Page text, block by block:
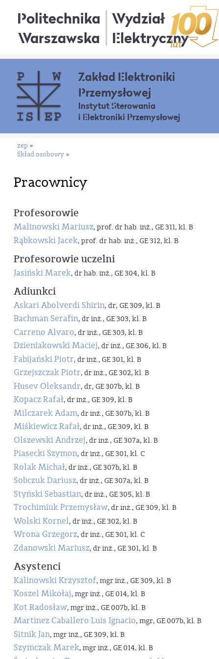
Politechnika
Warszawska
Wydział
Elektryczny
Zakład Elektroniki
Przemysłowej
Instytut Sterowania
i Elektroniki Przemysłowej
zep »
Skład osobowy »
Pracownicy
Profesorowie
Malinowski Mariusz, prof. dr hab. inż., GE 311, kl. B
Rąbkowski Jacek, prof. dr hab. inż., GE 312, kl. B
Profesorowie uczelni
Jasiński Marek, dr hab. inż., GE 304, kl. B
Adiunkci
Askari Abolverdi Shirin, dr, GE 309, kl. B
Bachman Serafin, dr inż., GE 303, kl. B
Carreno Alvaro, dr inż., GE 303, kl. B
Dzieniakowski Maciej, dr inż., GE 306, kl. B
Fabijański Piotr, dr inż., GE 301, kl. B
Grzejszczak Piotr, dr inż., GE 302, kl. B
Husev Oleksandr, dr, GE 307b, kl. B
Kopacz Rafał, dr inż., GE 309, kl. B
Milczarek Adam, dr inż., GE 307b, kl. B
Miśkiewicz Rafał, dr inż., GE 309, kl. B
Olszewski Andrzej, dr inż., GE 307a, kl. B
Piasecki Szymon, dr inż., GE 301, kl. C
Rolak Michał, dr inż., GE 307b, kl. B
Sobczuk Dariusz, dr inż., GE 307a, kl. B
Styński Sebastian, dr inż., GE 305, kl. B
Trochimiuk Przemysław, dr inż., GE 309, kl. B
Wolski Kornel, dr inż., GE 302, kl. B
Wrona Grzegorz, dr inż., GE 301, kl. C
Zdanowski Mariusz, dr inż., GE 301, kl. B
Asystenci
Kalinowski Krzysztof, mgr inż., GE 309, kl. B
Koszel Mikołaj, mgr inż., GE 014, kl. B
Kot Radosław, mgr inż., GE 007b, kl. B
Martinez Caballero Luis Ignacio, mgr, GE 007b, kl. B
Sitnik Jan, mgr inż., GE 309, kl. B
Szymczak Marek, mgr inż., GE 014, kl. B